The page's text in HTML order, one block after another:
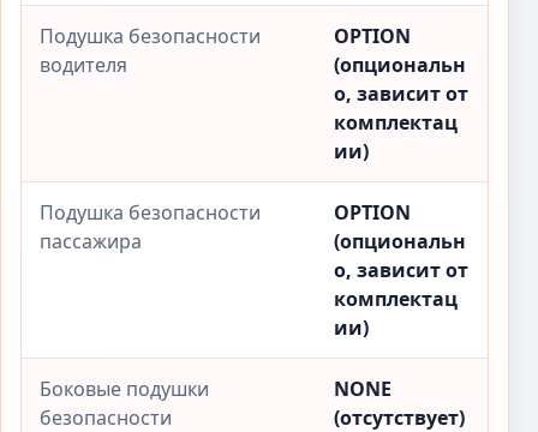
Подушка безопасности
водителя
OPTION
(опциональн
о, зависит от
комплектац
ии)
Подушка безопасности
пассажира
OPTION
(опциональн
о, зависит от
комплектац
ии)
Боковые подушки
безопасности
NONE
(отсутствует)